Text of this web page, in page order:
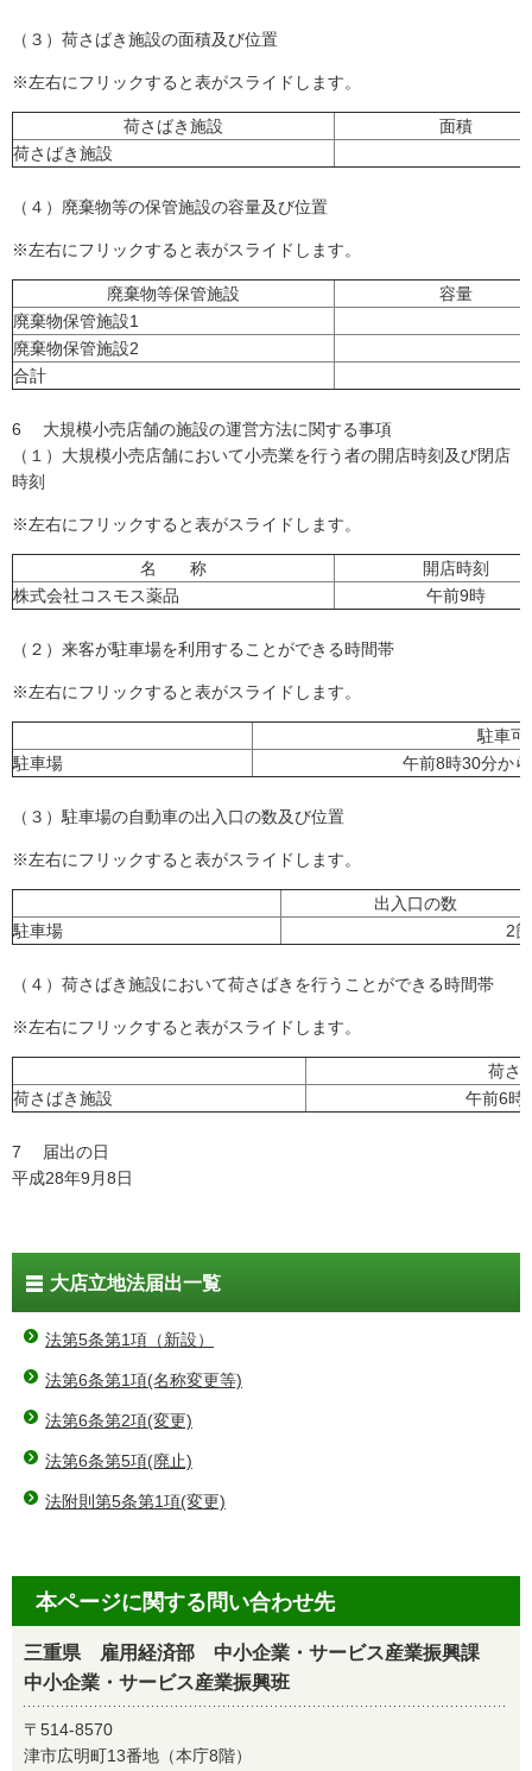
（３）荷さばき施設の面積及び位置
※左右にフリックすると表がスライドします。
荷さばき施設
面積
荷さばき施設
（４）廃棄物等の保管施設の容量及び位置
※左右にフリックすると表がスライドします。
廃棄物等保管施設
容量
廃棄物保管施設1
廃棄物保管施設2
合計
6 大規模小売店舗の施設の運営方法に関する事項
（１）大規模小売店舗において小売業を行う者の開店時刻及び閉店
時刻
※左右にフリックすると表がスライドします。
名 称
開店時刻
株式会社コスモス薬品
午前9時
（２）来客が駐車場を利用することができる時間帯
※左右にフリックすると表がスライドします。
駐車可
駐車場
午前8時30分か
（３）駐車場の自動車の出入口の数及び位置
※左右にフリックすると表がスライドします。
出入口の数
駐車場
2
（４）荷さばき施設において荷さばきを行うことができる時間帯
※左右にフリックすると表がスライドします。
荷さ
荷さばき施設
午前6時
7 届出の日
平成28年9月8日
大店立地法届出一覧
法第5条第1項（新設）
法第6条第1項(名称変更等)
法第6条第2項(変更)
法第6条第5項(廃止)
法附則第5条第1項(変更)
本ページに関する問い合わせ先
三重県 雇用経済部 中小企業・サービス産業振興課
中小企業・サービス産業振興班
〒514-8570
津市広明町13番地（本庁8階）